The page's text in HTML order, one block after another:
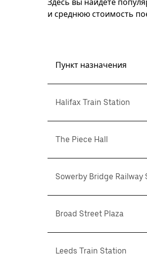
Здесь вы найдете
и среднюю стоимость
Пункт назначения
Halifax Train Station
The Piece Hall
Sowerby Bridge Railway
Broad Street Plaza
Leeds Train Station